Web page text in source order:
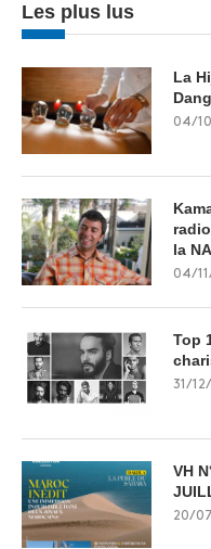
Les plus lus
La
04/
la
04/
Top
31/
VH
20/